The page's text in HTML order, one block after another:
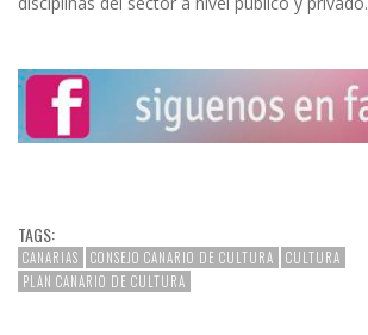
TAGS:
CANARIAS CONSEJO CANARIO DE CULTURA
CULTURA
PLAN CANARIO DE CULTURA